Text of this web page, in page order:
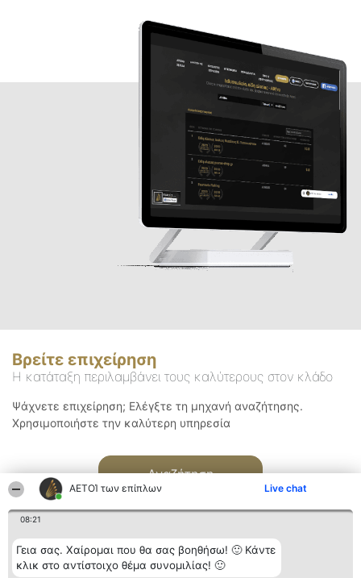
ΑΕΤΟΊ των επίπλων Live chat
08:21
Γεια σας. Χαίρομαι που θα σας βοηθήσω! 🙂 Κάντε
κλικ στο αντίστοιχο θέμα συνομιλίας! 🙂
Βρείτε επιχείρηση
Η κατάταξη περιλαμβάνει τους καλύτερους στον κλάδο
Ψάχνετε επιχείρηση; Ελέγξτε τη μηχανή αναζήτησης.
Χρησιμοποιήστε την καλύτερη υπηρεσία
Αναζήτηση